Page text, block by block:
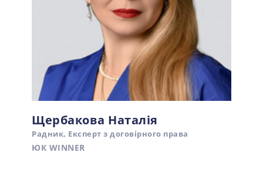
Щербакова Наталія
Радник, Експерт з договірного права
ЮК WINNER